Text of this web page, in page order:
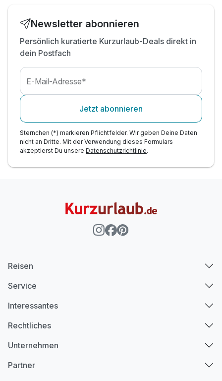
Newsletter abonnieren
Persönlich kuratierte Kurzurlaub-Deals direkt in
dein Postfach
E-Mail-Adresse*
Jetzt abonnieren
Sternchen (*) markieren Pflichtfelder. Wir geben Deine Daten
nicht an Dritte. Mit der Verwendung dieses Formulars
akzeptierst Du unsere Datenschutzrichtlinie.
Reisen
Service
Interessantes
Rechtliches
Unternehmen
Partner